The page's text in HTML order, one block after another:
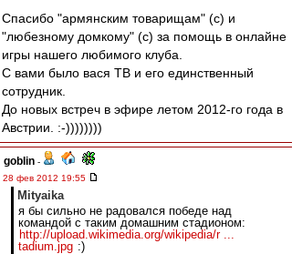
Спасибо "армянским товарищам" (с) и
"любезному домкому" (с) за помощь в онлайне
игры нашего любимого клуба.
С вами было вася ТВ и его единственный
сотрудник.
До новых встреч в эфире летом 2012-го года в
Австрии. :-))))))))
goblin -
28 фев 2012 19:55
Mityaika
я бы сильно не радовался победе над
командой с таким домашним стадионом:
http://upload.wikimedia.org/wikipedia/r ...
tadium.jpg :)